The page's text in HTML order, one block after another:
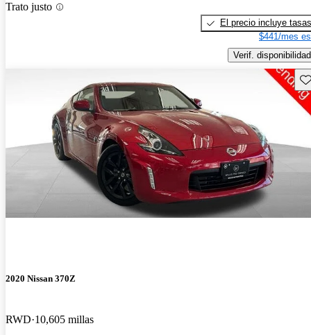
Trato justo
El precio incluye tasas
$441/mes
Verif. disponibilidad
2020 Nissan 370Z
RWD 10,605 millas